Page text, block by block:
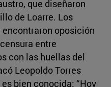
que diseñaron
de Loarre. Los
oposición
entre
con las huellas del
Leopoldo Torres
bien conocida: “Hoy